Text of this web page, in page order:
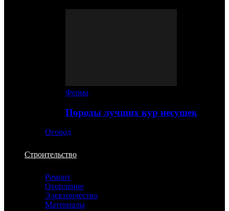
Ферма
Породы лучших кур несушек
Огород
Строительство
Ремонт
Отопление
Электричество
Материалы